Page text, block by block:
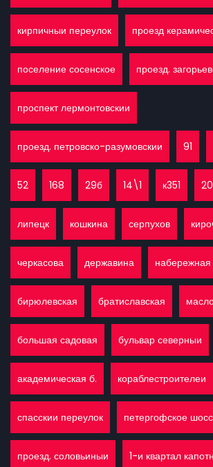
кирпичныи переулок проезд
поселение сосенское проезд.
проспект лермонтовскии
проезд. петровско-разумовскии 91
52 168 29б 14\1 к351
липецк кошкина серпухов
черкасова державина набережная
бирюлевская братиславская
большая садовая бульвар северныи
академическая б. кораблестроителеи
спасскии переулок петергофское
проезд. соловьиныи 1-и квартал